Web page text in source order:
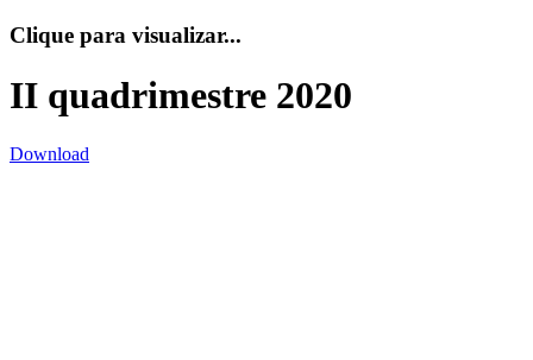
Clique para visualizar...
II quadrimestre 2020
Download